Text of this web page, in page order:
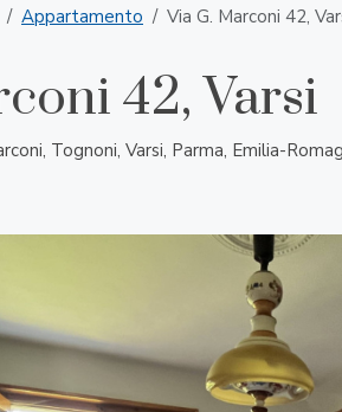
Appartamento Via G. Marconi 42,
42, Varsi
Tognoni, Varsi, Parma, Emilia-